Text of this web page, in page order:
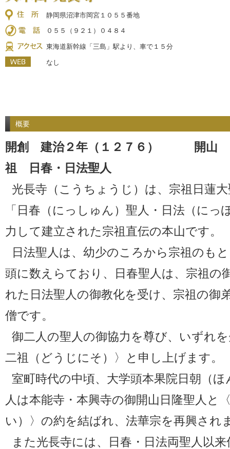
静岡県沼津市岡宮１０５５番地
０５５（９２１）０４８４
東海道新幹線「三島」駅より、車で１５分
なし
概要
開創 建治２年（１２７６） 開山
祖 日春・日法聖人
光長寺（こうちょうじ）は、宗祖日蓮
「日春（にっしゅん）聖人・日法（にっ
力して建立された宗祖直伝の本山です。
日法聖人は、幼少のころから宗祖のも
頭に数えらており、日春聖人は、宗祖の
れた日法聖人の御教化を受け、宗祖の御
僧です。
御二人の聖人の御協力を尊び、いずれ
二祖（どうじにそ）〉と申し上げます。
室町時代の中頃、大学頭本果院日朝（
人は本能寺・本興寺の御開山日隆聖人と
い）〉の約を結ばれ、法華宗を再興され
また光長寺には、日春・日法両聖人以